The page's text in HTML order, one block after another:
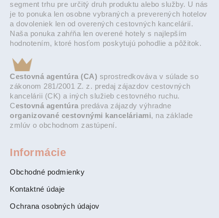
segment trhu pre určitý druh produktu alebo služby. U nás
je to ponuka len osobne vybraných a preverených hotelov
a dovoleniek len od overených cestovných kancelárií.
Naša ponuka zahŕňa len overené hotely s najlepším
hodnotením, ktoré hosťom poskytujú pohodlie a pôžitok.
Cestovná agentúra (CA) sprostredkováva v súlade so
zákonom 281/2001 Z. z. predaj zájazdov cestovných
kancelárii (CK) a iných služieb cestovného ruchu.
Cestovná agentúra predáva zájazdy výhradne
organizované cestovnými kanceláriami, na základe
zmlúv o obchodnom zastúpení.
Informácie
Obchodné podmienky
Kontaktné údaje
Ochrana osobných údajov